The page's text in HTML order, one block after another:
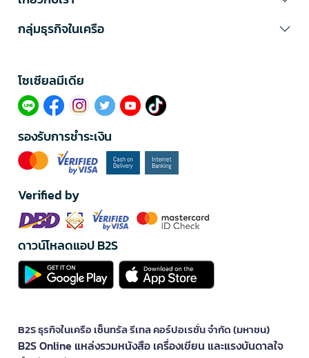
กลุ่มธุรกิจในเครือ
โซเซียลมีเดีย​
รองรับการชำระเงิน
Verified by
ดาวน์โหลดแอป B2S
B2S ธุรกิจในเครือ เซ็นทรัล รีเทล คอร์ปอเรชั่น จำกัด (มหาชน)
B2S Online แหล่งรวมหนังสือ เครื่องเขียน และแรงบันดาลใจ